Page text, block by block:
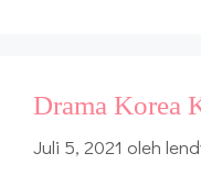
Drama Korea
Juli 5, 2021 oleh